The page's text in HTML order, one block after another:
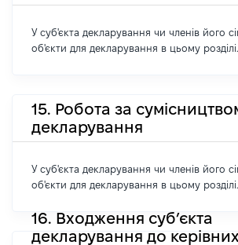
У суб'єкта декларування чи членів його
об'єкти для декларування в цьому розділі.
15. Робота за
декларування
У суб'єкта декларування чи членів його
об'єкти для декларування в цьому розділі.
16. Входження суб’єкта
декларування до